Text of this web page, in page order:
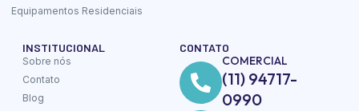
Equipamentos Residenciais
INSTITUCIONAL
Sobre nós
Contato
Blog
CONTATO
COMERCIAL
(11) 94717-
0990